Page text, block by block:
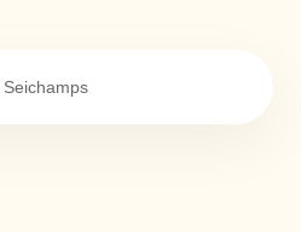
Seichamps